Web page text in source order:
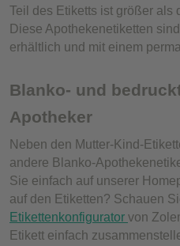
Teil des Etiketts ist größer als
Diese Apothekenetiketten
erhältlich und mit einem
Blanko- und
Apotheker
Neben den Mutter-Kind-
andere Blanko-
Sie einfach auf unserer
auf den Etiketten? Schauen
Etikettenkonfigurator von
Etikett einfach